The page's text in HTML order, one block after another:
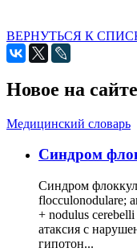
ВЕРНУТЬСЯ К
Новое на сайте
Медицинский словарь
Cиндром
Синдром
flocculonodulare;
+ nodulus cerebelli
атаксия с
гипотон...